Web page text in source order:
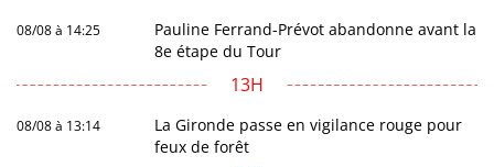
08/08 à 14:25
Pauline Ferrand-Prévot abandonne avant la
8e étape du Tour
13H
08/08 à 13:14
La Gironde passe en vigilance rouge pour
feux de forêt